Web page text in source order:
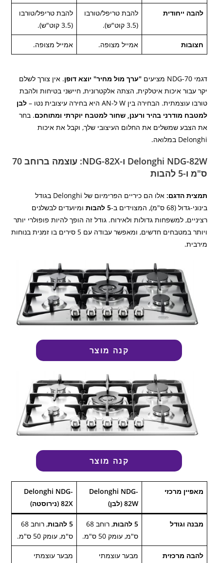
להבה ייחודית
להבת טריפל/טורבו
(3.5 קוט"ש).
להבת טריפל/טורבו
(3.5 קוט"ש).
חצובות אמייל מצופה. אמייל מצופה.
דגמי NDG-70 מציעים "ערך מול מחיר" יוצא דופן. אין צורך לשלם
יקר עבור איכות איטלקית, הצתה אלקטרונית, חיישני בטיחות ולהבת
טורבו עוצמתית. הבחירה בין W ל-AN היא בחירה עיצובית נטו –
לבן
למטבח מודרני בהיר ורענן, שחור למטבח יוקרתי ומתוחכם. בחר
את הצבע שמשלים את החלום העיצובי שלך, וקבל את איכות
Delonghi במלואה.
Delonghi NDG-82W ו-NDG-82X: עוצמה ברוחב 70
ס"מ ו-5 להבות
תמצית הדגם:
אלו הם כיריים הפרימיום של Delonghi בגודל
בינוני-גדול (68 ס"מ), המצוידים ב-
5 להבות
ומיועדים לבשלנים
רציניים, למשפחות גדולות ולאירוח. גודל זה הופך להיות פופולרי יותר
ויותר במטבחים חדשים, ומאפשר עבודה עם 5 סירים בו זמנית בנוחות
מירבית.
קנה מוצר
קנה מוצר
מאפיין מרכזי
Delonghi NDG-
82W (לבן)
Delonghi NDG-
82X (נירוסטה)
מבנה וגודל 5 להבות
, רוחב 68
ס"מ, עומק 50 ס"מ.
5 להבות
, רוחב 68
ס"מ, עומק 50 ס"מ.
להבה מרכזית מבער עוצמתי מבער עוצמתי